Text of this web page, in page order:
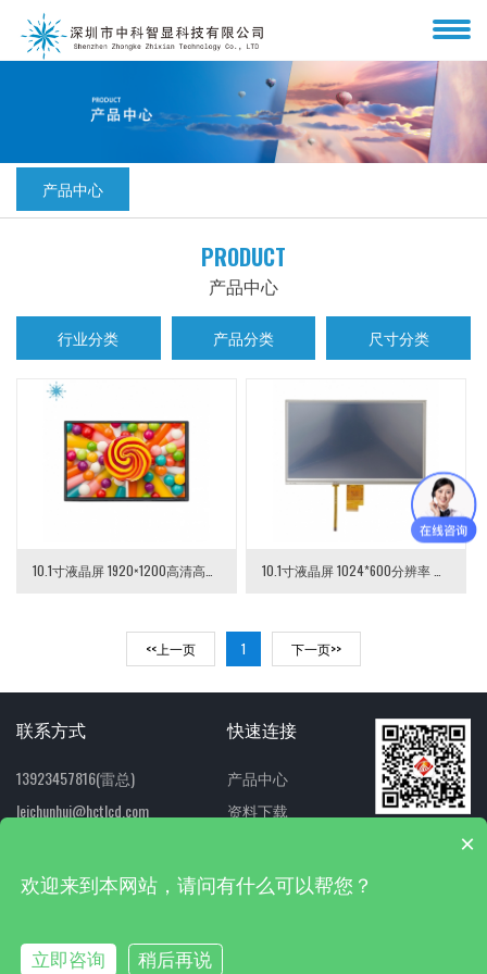
产品中心
PRODUCT
产品中心
行业分类 产品分类 尺寸分类
<<上一页 1 下一页>>
联系方式
13923457816(雷总)
leichunhui@hctlcd.com
快速连接
产品中心
资料下载
扫一扫 关注我们×
欢迎来到本网站，请问有什么可以帮您？
立即咨询 稍后再说